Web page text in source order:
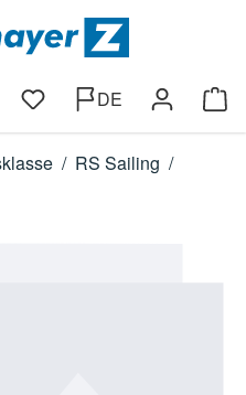
Du hast 0 Produkte auf
DE
/ RS Sailing /